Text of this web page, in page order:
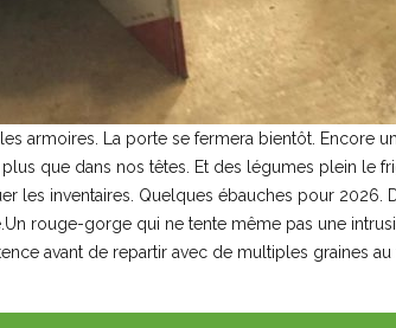
armoires. La porte se fermera bientôt. Encore
que dans nos têtes. Et des légumes plein le
les inventaires. Quelques ébauches pour 2026.
rouge-gorge qui ne tente même pas une
avant de repartir avec de multiples graines